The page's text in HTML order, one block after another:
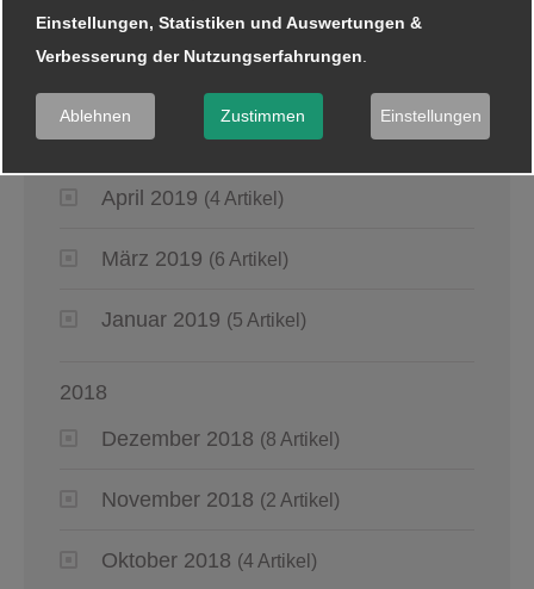
Juli 2019 (4 Artikel)
Mai 2019 (2 Artikel)
April 2019 (4 Artikel)
März 2019 (6 Artikel)
Januar 2019 (5 Artikel)
2018
Dezember 2018 (8 Artikel)
November 2018 (2 Artikel)
Oktober 2018 (4 Artikel)
Einstellungen, Statistiken und Auswertungen &
Verbesserung der Nutzungserfahrungen
Ablehnen Zustimmen Einstellungen